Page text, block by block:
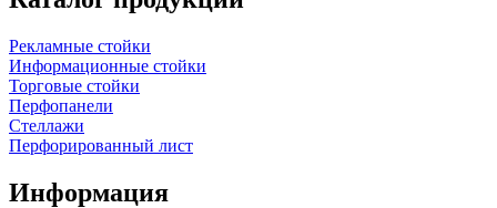
Рекламные стойки
Информационные стойки
Торговые стойки
Перфопанели
Стеллажи
Перфорированный лист
Информация